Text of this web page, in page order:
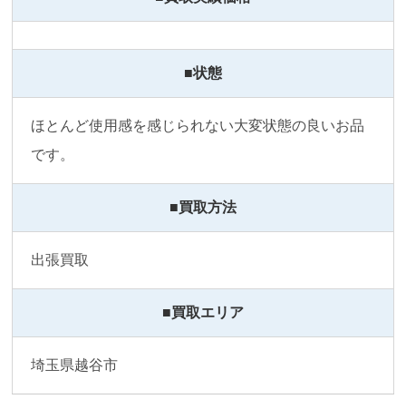
■状態
ほとんど使用感を感じられない大変状態の良いお品
です。
■買取方法
出張買取
■買取エリア
埼玉県越谷市